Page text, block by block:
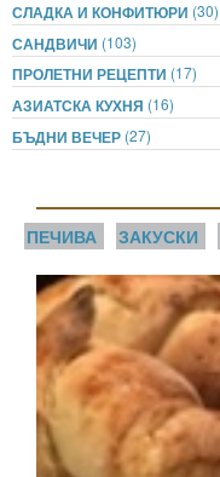
СЛАДКА И КОНФИТЮРИ (30)
САНДВИЧИ (103)
ПРОЛЕТНИ РЕЦЕПТИ (17)
АЗИАТСКА КУХНЯ (16)
БЪДНИ ВЕЧЕР (27)
ПЕЧИВА ЗАКУСКИ